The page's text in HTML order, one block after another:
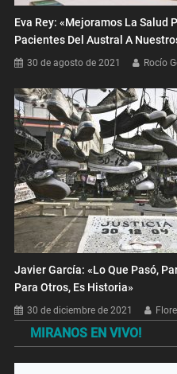
Eva Rey: «Mejoramos La Salud
Pacientes Del Austral A
30 de agosto de 2021 Rocío
Javier García: «Lo Que Pasó,
Para Otros, Es Historia»
30 de diciembre de 2021
MIRANOS EN VIVO!